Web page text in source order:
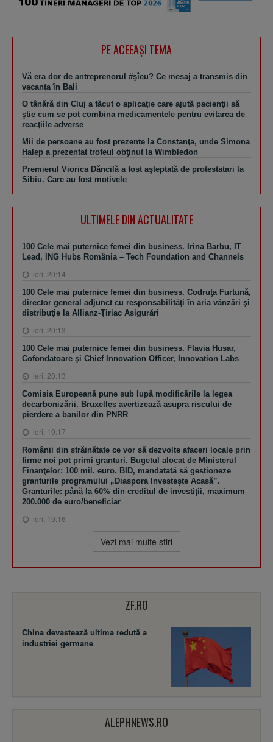
PE ACEEAŞI TEMA
Vă era dor de antreprenorul #şîeu? Ce mesaj a transmis din
vacanţa în Bali
O tânără din Cluj a făcut o aplicaţie care ajută pacienţii să
ştie cum se pot combina medicamentele pentru evitarea de
reacţiile adverse
Mii de persoane au fost prezente la Constanţa, unde Simona
Halep a prezentat trofeul obţinut la Wimbledon
Premierul Viorica Dăncilă a fost aşteptată de protestatari la
Sibiu. Care au fost motivele
ULTIMELE DIN ACTUALITATE
100 Cele mai puternice femei din business. Irina Barbu, IT
Lead, ING Hubs România – Tech Foundation and Channels
ieri, 20:14
100 Cele mai puternice femei din business. Codruţa Furtună,
director general adjunct cu responsabilităţi în aria vânzări şi
distribuţie la Allianz-Ţiriac Asigurări
ieri, 20:13
100 Cele mai puternice femei din business. Flavia Husar,
Cofondatoare şi Chief Innovation Officer, Innovation Labs
ieri, 20:13
Comisia Europeană pune sub lupă modificările la legea
decarbonizării. Bruxelles avertizează asupra riscului de
pierdere a banilor din PNRR
ieri, 19:17
Românii din străinătate ce vor să dezvolte afaceri locale prin
firme noi pot primi granturi. Bugetul alocat de Ministerul
Finanţelor: 100 mil. euro. BID, mandatată să gestioneze
granturile programului „Diaspora Investeşte Acasă”.
Granturile: până la 60% din creditul de investiţii, maximum
200.000 de euro/beneficiar
ieri, 19:16
Vezi mai multe ştiri
ZF.RO
China devastează ultima redută a
industriei germane
ALEPHNEWS.RO